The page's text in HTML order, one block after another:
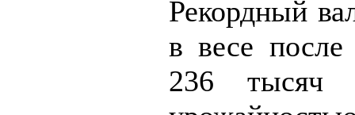
Рекордный
в весе после
236 тысяч